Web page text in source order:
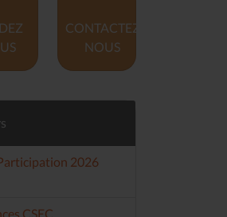
CONTACTEZ
NOUS
2026
CSEC